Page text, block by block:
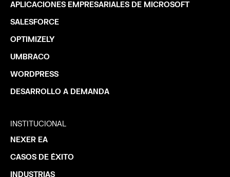
APLICACIONES EMPRESARIALES DE MICROSOFT
SALESFORCE
OPTIMIZELY
UMBRACO
WORDPRESS
DESARROLLO A DEMANDA
INSTITUCIONAL
NEXER EA
CASOS DE ÉXITO
INDUSTRIAS